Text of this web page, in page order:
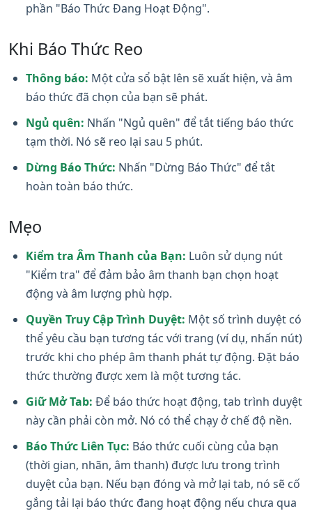
phần "Báo Thức Đang Hoạt Động".
Khi Báo Thức Reo
Thông báo: Một cửa sổ bật lên sẽ xuất hiện, và âm
báo thức đã chọn của bạn sẽ phát.
Ngủ quên: Nhấn "Ngủ quên" để tắt tiếng báo thức
tạm thời. Nó sẽ reo lại sau 5 phút.
Dừng Báo Thức: Nhấn "Dừng Báo Thức" để tắt
hoàn toàn báo thức.
Mẹo
Kiểm tra Âm Thanh của Bạn: Luôn sử dụng nút
"Kiểm tra" để đảm bảo âm thanh bạn chọn hoạt
động và âm lượng phù hợp.
Quyền Truy Cập Trình Duyệt: Một số trình duyệt có
thể yêu cầu bạn tương tác với trang (ví dụ, nhấn nút)
trước khi cho phép âm thanh phát tự động. Đặt báo
thức thường được xem là một tương tác.
Giữ Mở Tab: Để báo thức hoạt động, tab trình duyệt
này cần phải còn mở. Nó có thể chạy ở chế độ nền.
Báo Thức Liên Tục: Báo thức cuối cùng của bạn
(thời gian, nhãn, âm thanh) được lưu trong trình
duyệt của bạn. Nếu bạn đóng và mở lại tab, nó sẽ cố
gắng tải lại báo thức đang hoạt động nếu chưa qua